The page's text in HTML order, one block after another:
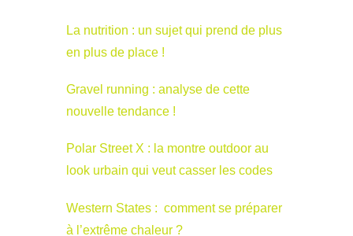
La nutrition : un sujet qui prend de plus
en plus de place !
Gravel running : analyse de cette
nouvelle tendance !
Polar Street X : la montre outdoor au
look urbain qui veut casser les codes
Western States : comment se préparer
à l’extrême chaleur ?